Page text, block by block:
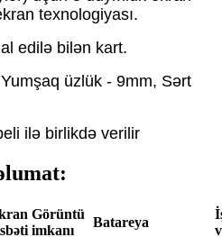
texnologiyası.
edilə bilən kart.
üzlük - 9mm, Sərt
ilə birlikdə verilir
Görüntü
imkanı
Batareya